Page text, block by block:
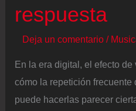
Anthropic
respuesta
Deja un comentario /
En la era digital, el efecto
cómo la repetición frecuente
puede hacerlas parecer